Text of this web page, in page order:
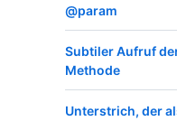
@param
Subtiler Aufruf
Methode
Unterstrich, der